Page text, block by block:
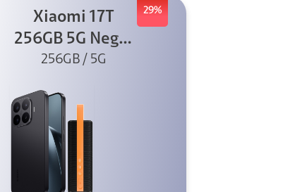
29%
Xiaomi 17T
256GB 5G Negro
+ Sound
256GB / 5G